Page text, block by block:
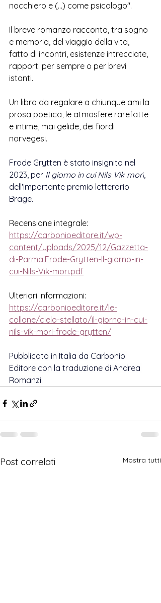
nocchiero e (...) come psicologo".
Il breve romanzo racconta, tra sogno
e memoria, del viaggio della vita,
fatto di incontri, esistenze intrecciate,
rapporti per sempre o per brevi
istanti.
Un libro da regalare a chiunque ami la
prosa poetica, le atmosfere rarefatte
e intime, mai gelide, dei fiordi
norvegesi.
Frode Grytten è stato insignito nel
2023, per Il giorno in cui Nils Vik morì,
dell'importante premio letterario
Brage.
Recensione integrale:
https://carbonioeditore.it/wp-
content/uploads/2025/12/Gazzetta-
di-Parma.Frode-Grytten-Il-giorno-in-
cui-Nils-Vik-mori.pdf
Ulteriori informazioni:
https://carbonioeditore.it/le-
collane/cielo-stellato/il-giorno-in-cui-
nils-vik-mori-frode-grytten/
Pubblicato in Italia da Carbonio
Editore con la traduzione di Andrea
Romanzi.
Post correlati Mostra tutti